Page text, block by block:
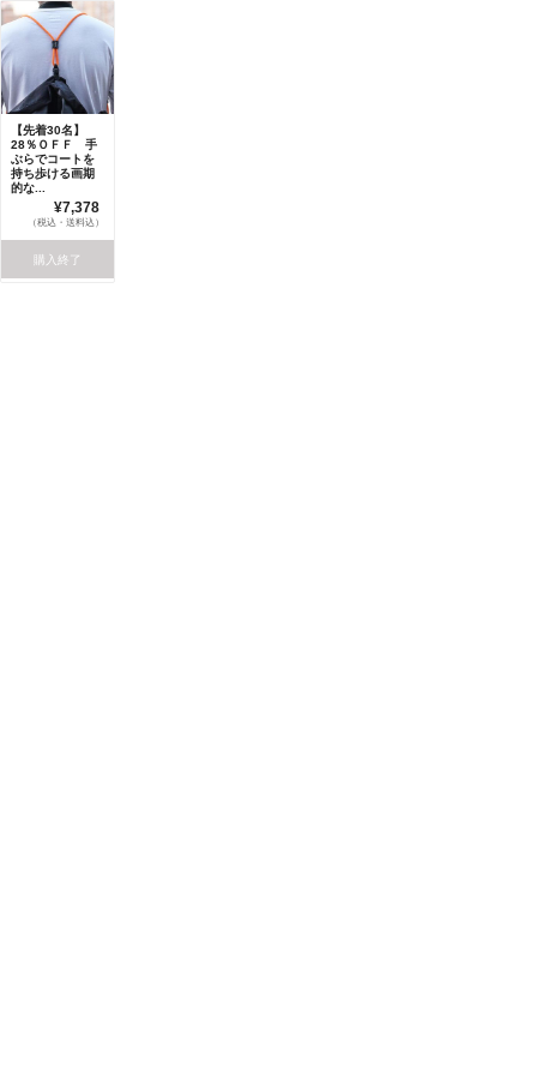
【先着30名】
28％ＯＦＦ 手
ぶらでコートを
持ち歩ける画期
的な...
¥7,378
（税込・送料込）
購入終了